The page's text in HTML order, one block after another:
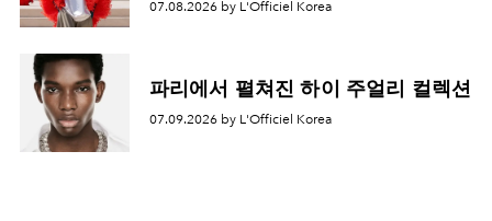
07.08.2026 by L'Officiel Korea
파리에서 펼쳐진 하이 주얼리 컬렉션
07.09.2026 by L'Officiel Korea